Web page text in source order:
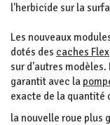
l'herbicide sur la
Les nouveaux
dotés des caches Flex
sur d'autres modèles.
garantit avec la
exacte de la quantité
la nouvelle roue plus